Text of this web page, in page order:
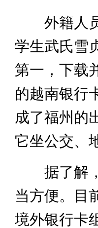
外籍人员
学生武氏雪
第一，下载
的越南银行
成了福州的
它坐公交、
据了解，
当方便。目
境外银行卡